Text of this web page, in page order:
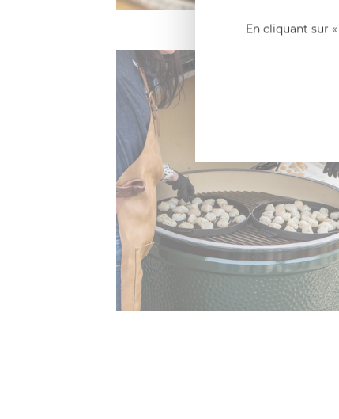
En cliquant sur